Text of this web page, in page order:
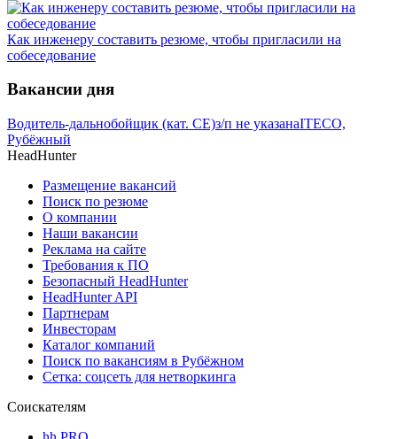
Как инженеру составить резюме, чтобы пригласили на
собеседование
Вакансии дня
Водитель-дальнобойщик (кат. CE)з/п не указанаITECO,
Рубёжный
HeadHunter
Размещение вакансий
Поиск по резюме
О компании
Наши вакансии
Реклама на сайте
Требования к ПО
Безопасный HeadHunter
HeadHunter API
Партнерам
Инвесторам
Каталог компаний
Поиск по вакансиям в Рубёжном
Сетка: соцсеть для нетворкинга
Соискателям